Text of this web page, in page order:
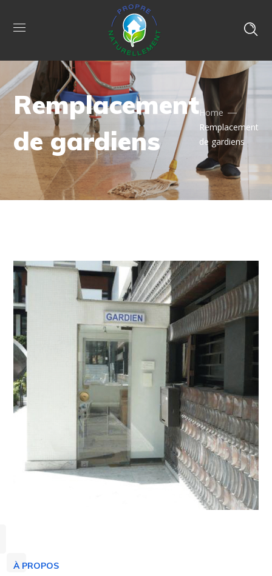
Remplacement
de gardiens
Home
Remplacement
de gardiens
À PROPOS